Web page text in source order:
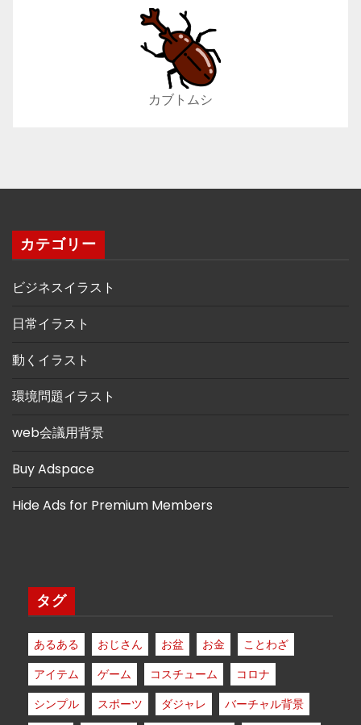
カブトムシ
カテゴリー
ビジネスイラスト
日常イラスト
動くイラスト
環境問題イラスト
web会議用背景
Buy Adspace
Hide Ads for Premium Members
タグ
あるある おじさん お盆 お金
ことわざ
アイテム
ゲーム コスチューム
コロナ
シンプル
スポーツ ダジャレ
バーチャル背景